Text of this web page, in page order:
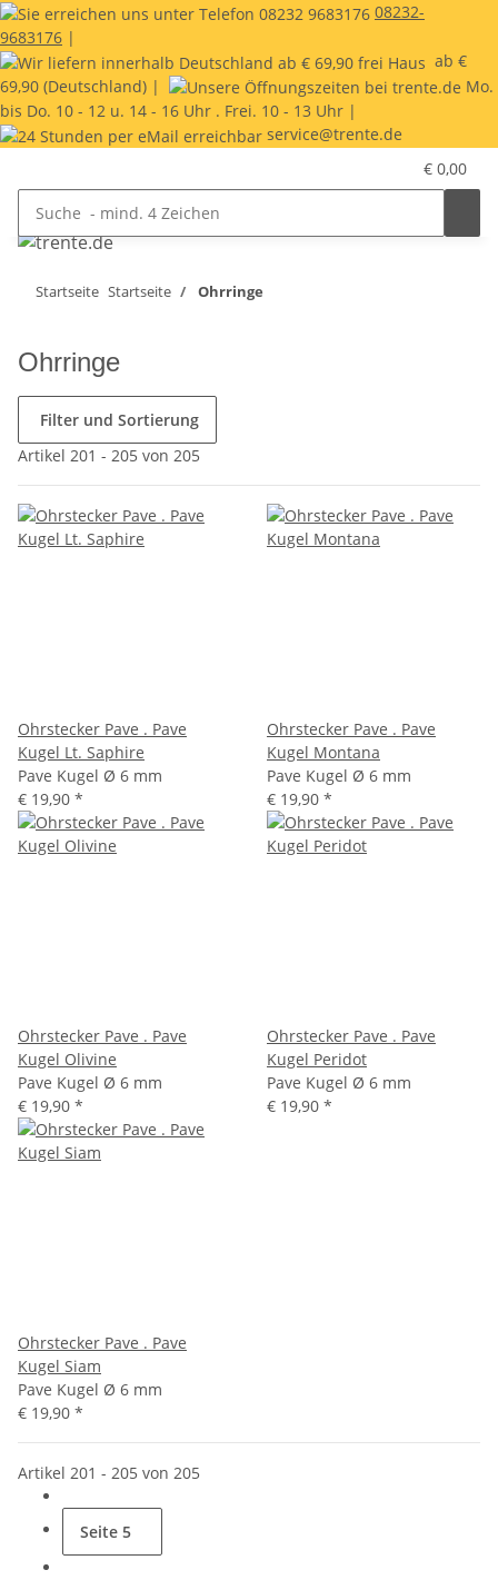
08232-
9683176 |
ab €
69,90 (Deutschland) |
Mo.
bis Do. 10 - 12 u. 14 - 16 Uhr . Frei. 10 - 13 Uhr |
service@trente.de
€ 0,00
Startseite Startseite Ohrringe
Ohrringe
Filter und Sortierung
Artikel 201 - 205 von 205
Ohrstecker Pave . Pave
Kugel Lt. Saphire
Pave Kugel Ø 6 mm
€ 19,90 *
Ohrstecker Pave . Pave
Kugel Montana
Pave Kugel Ø 6 mm
€ 19,90 *
Ohrstecker Pave . Pave
Kugel Olivine
Pave Kugel Ø 6 mm
€ 19,90 *
Ohrstecker Pave . Pave
Kugel Peridot
Pave Kugel Ø 6 mm
€ 19,90 *
Ohrstecker Pave . Pave
Kugel Siam
Pave Kugel Ø 6 mm
€ 19,90 *
Artikel 201 - 205 von 205
Seite 5